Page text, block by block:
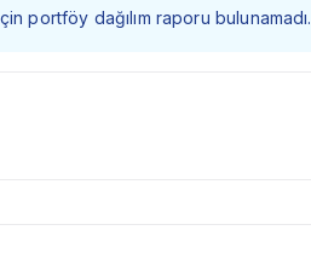
portföy dağılım raporu bulunamadı.